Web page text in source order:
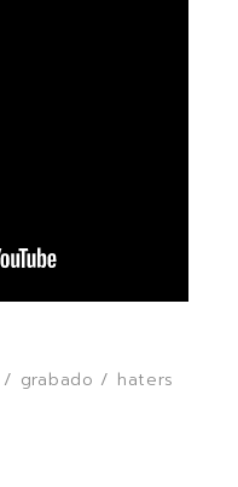
/ grabado / haters